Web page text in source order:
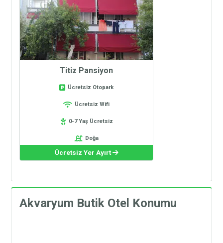
Titiz Pansiyon
Ücretsiz Otopark
Ücretsiz Wifi
0-7 Yaş Ücretsiz
Doğa
Ücretsiz Yer Ayırt
Akvaryum Butik Otel Konumu